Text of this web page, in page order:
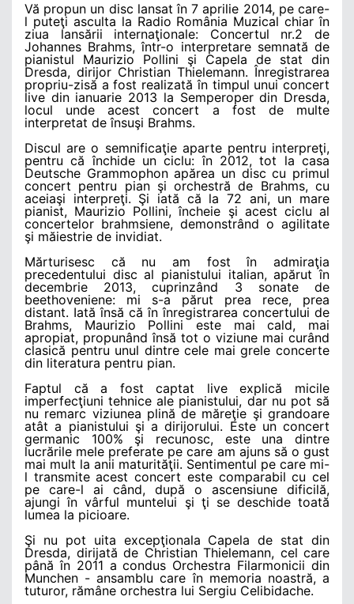
Vă propun un disc lansat în 7 aprilie 2014, pe care-
l puteţi asculta la Radio România Muzical chiar în
ziua lansării internaţionale: Concertul nr.2 de
Johannes Brahms, într-o interpretare semnată de
pianistul Maurizio Pollini şi Capela de stat din
Dresda, dirijor Christian Thielemann. Înregistrarea
propriu-zisă a fost realizată în timpul unui concert
live din ianuarie 2013 la Semperoper din Dresda,
locul unde acest concert a fost de multe
interpretat de însuşi Brahms.
Discul are o semnificaţie aparte pentru interpreţi,
pentru că închide un ciclu: în 2012, tot la casa
Deutsche Grammophon apărea un disc cu primul
concert pentru pian şi orchestră de Brahms, cu
aceiaşi interpreţi. Şi iată că la 72 ani, un mare
pianist, Maurizio Pollini, încheie şi acest ciclu al
concertelor brahmsiene, demonstrând o agilitate
şi măiestrie de invidiat.
Mărturisesc că nu am fost în admiraţia
precedentului disc al pianistului italian, apărut în
decembrie 2013, cuprinzând 3 sonate de
beethoveniene: mi s-a părut prea rece, prea
distant. Iată însă că în înregistrarea concertului de
Brahms, Maurizio Pollini este mai cald, mai
apropiat, propunând însă tot o viziune mai curând
clasică pentru unul dintre cele mai grele concerte
din literatura pentru pian.
Faptul că a fost captat live explică micile
imperfecţiuni tehnice ale pianistului, dar nu pot să
nu remarc viziunea plină de măreţie şi grandoare
atât a pianistului şi a dirijorului. Este un concert
germanic 100% şi recunosc, este una dintre
lucrările mele preferate pe care am ajuns să o gust
mai mult la anii maturităţii. Sentimentul pe care mi-
l transmite acest concert este comparabil cu cel
pe care-l ai când, după o ascensiune dificilă,
ajungi în vârful muntelui şi ţi se deschide toată
lumea la picioare.
Şi nu pot uita excepţionala Capela de stat din
Dresda, dirijată de Christian Thielemann, cel care
până în 2011 a condus Orchestra Filarmonicii din
Munchen - ansamblu care în memoria noastră, a
tuturor, rămâne orchestra lui Sergiu Celibidache.